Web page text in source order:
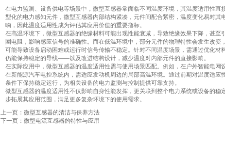
在电力监测、设备供电等场景中，微型互感器常面临不同温度环境，其温度适用性直
型化的电力感知元件，微型互感器内部结构紧凑，元件间配合紧密，温度变化易对其
响，因此温度适用性成为评估其应用价值的重要指标。
在高温环境下，微型互感器的绝缘材料可能出现性能衰减，导致绝缘效果下降，甚至
圈电阻，影响感应信号的准确性。而在低温环境中，部分元件的物理特性会发生改变
可能导致设备启动困难或运行时信号传输不稳定。针对不同温度场景，需通过优化
仍能保持稳定的导线——以及改进结构设计，减少温度对内部元件的直接影响。
在实际应用中，微型互感器的温度适用性需与使用场景匹配。例如，在户外智能电网
在新能源汽车电控系统内，需适应发动机周边的局部高温环境。通过前期对温度适应
条件下保持稳定运行，为相关设备的电力监测与控制提供可靠支持。
微型互感器的温度适用性不仅影响自身性能发挥，更关联到整个电力系统或设备的稳
步拓展其应用范围，满足更多复杂环境下的使用需求。
上一页：微型互感器的清洁与保养方法
下一页：微型电流互感器的特性与应用